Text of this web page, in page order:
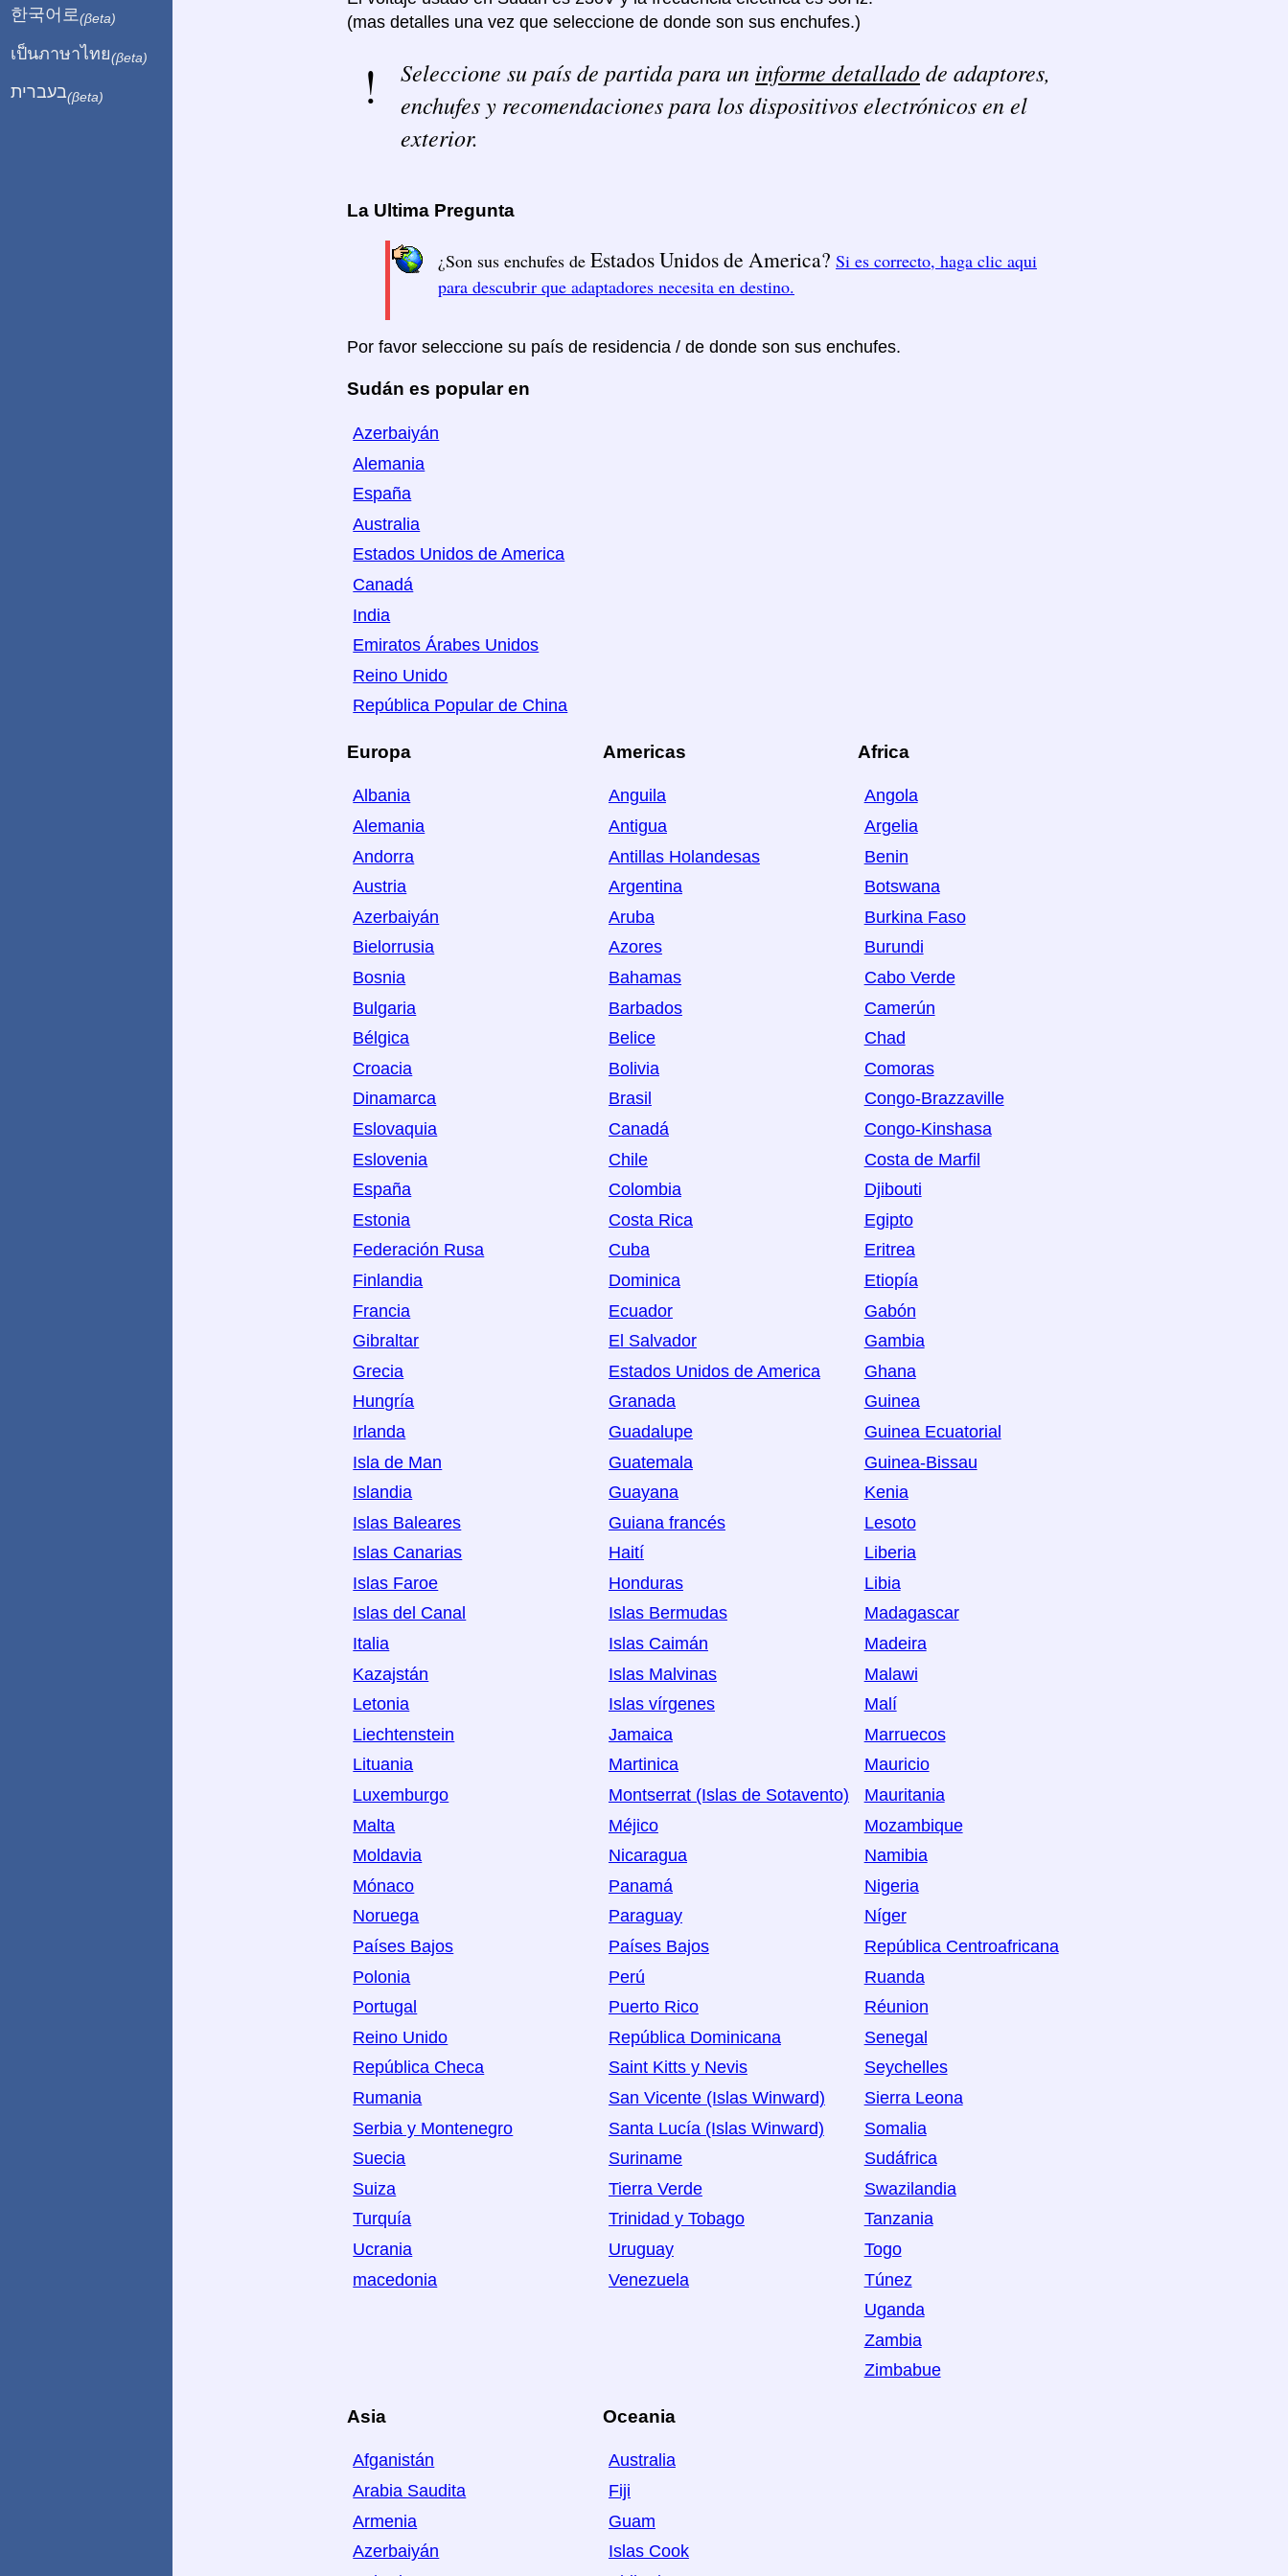
(mas detalles una vez que seleccione de donde son sus enchufes.)
Seleccione su país de partida para un informe detalladode adaptores,
enchufes y recomendaciones para los dispositivos electrónicos en el
exterior.
La Ultima Pregunta
¿Son sus enchufes de Estados Unidos de America? Si es correcto, haga clic aqui
para descubrir que adaptadores necesita en destino.
Por favor seleccione su país de residencia / de donde son sus enchufes.
Sudán es popular en
Azerbaiyán
Alemania
España
Australia
Estados Unidos de America
Canadá
India
Emiratos Árabes Unidos
Reino Unido
República Popular de China
Europa
Albania
Alemania
Andorra
Austria
Azerbaiyán
Bielorrusia
Bosnia
Bulgaria
Bélgica
Croacia
Dinamarca
Eslovaquia
Eslovenia
España
Estonia
Federación Rusa
Finlandia
Francia
Gibraltar
Grecia
Hungría
Irlanda
Isla de Man
Islandia
Islas Baleares
Islas Canarias
Islas Faroe
Islas del Canal
Italia
Kazajstán
Letonia
Liechtenstein
Lituania
Luxemburgo
Malta
Moldavia
Mónaco
Noruega
Países Bajos
Polonia
Portugal
Reino Unido
República Checa
Rumania
Serbia y Montenegro
Suecia
Suiza
Turquía
Ucrania
macedonia
Americas
Anguila
Antigua
Antillas Holandesas
Argentina
Aruba
Azores
Bahamas
Barbados
Belice
Bolivia
Brasil
Canadá
Chile
Colombia
Costa Rica
Cuba
Dominica
Ecuador
El Salvador
Estados Unidos de America
Granada
Guadalupe
Guatemala
Guayana
Guiana francés
Haití
Honduras
Islas Bermudas
Islas Caimán
Islas Malvinas
Islas vírgenes
Jamaica
Martinica
Montserrat (Islas de Sotavento)
Méjico
Nicaragua
Panamá
Paraguay
Países Bajos
Perú
Puerto Rico
República Dominicana
Saint Kitts y Nevis
San Vicente (Islas Winward)
Santa Lucía (Islas Winward)
Suriname
Tierra Verde
Trinidad y Tobago
Uruguay
Venezuela
Africa
Angola
Argelia
Benin
Botswana
Burkina Faso
Burundi
Cabo Verde
Camerún
Chad
Comoras
Congo-Brazzaville
Congo-Kinshasa
Costa de Marfil
Djibouti
Egipto
Eritrea
Etiopía
Gabón
Gambia
Ghana
Guinea
Guinea Ecuatorial
Guinea-Bissau
Kenia
Lesoto
Liberia
Libia
Madagascar
Madeira
Malawi
Malí
Marruecos
Mauricio
Mauritania
Mozambique
Namibia
Nigeria
Níger
República Centroafricana
Ruanda
Réunion
Senegal
Seychelles
Sierra Leona
Somalia
Sudáfrica
Swazilandia
Tanzania
Togo
Túnez
Uganda
Zambia
Zimbabue
Asia
Afganistán
Arabia Saudita
Armenia
Azerbaiyán
Oceania
Australia
Fiji
Guam
Islas Cook
한국어로 (βeta)
เป็นภาษาไทย(βeta)
בעברית(βeta)